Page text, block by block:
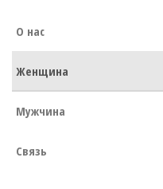
О нас
Женщина
Мужчина
Связь